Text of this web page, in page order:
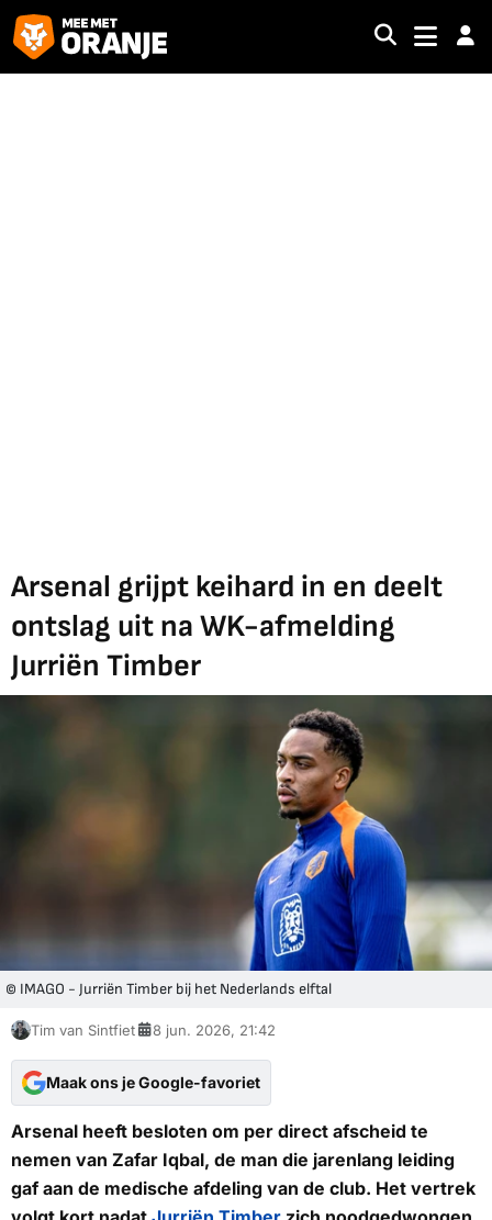
Arsenal grijpt keihard in en deelt
ontslag uit na WK-afmelding
Jurriën Timber
© IMAGO - Jurriën Timber bij het Nederlands elftal
Tim van Sintfiet 8 jun. 2026, 21:42
Maak ons je Google-favoriet
Arsenal heeft besloten om per direct afscheid te
nemen van Zafar Iqbal, de man die jarenlang leiding
gaf aan de medische afdeling van de club. Het vertrek